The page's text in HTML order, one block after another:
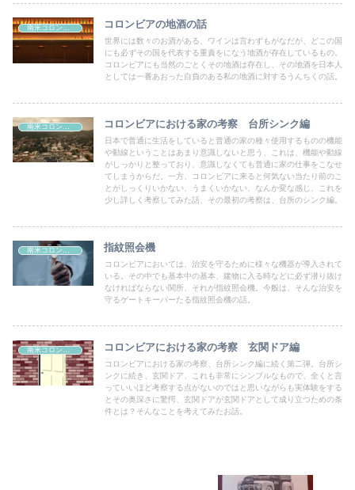
コロンビアの地酒の話
世界には数々のお酒がある、ワインは言わずもがなだが、どこの国
にも必ずその国を代表する重責をになう地酒が存在しているもの。
コロンビアにも当然のごとくその地酒は存在し、その地酒を日本人
としては一番あおった自負のある私の地酒に対するうんちくの話。
南米コロンビア コロンビアにおける家の考察 台所シンク編
日本で普通に生活をしていると普通の家の種々使用するものの機能
や動線ということはあまり意識しないと思う、これは、機能や動線
がしっかりと整っており、意識しなくても普通に家の仕事をこなせ
てしまうからだ。一方、コロンビアに来ると何気ない当たり前のこ
とがしっくりいかない、うまくいかない、なんか変な感じ、これを
少し詳しく考察してみた話、その最初の考察は、台所のシンク編。
南米コロンビア 指紋照会機
コロンビアにおいては、治安を守るために様々な機器が導入されて
いる。その中でも基本中の基本、建物に入る時などに必ず潜り抜け
なければならない関所、それが指紋照会機。今般は、そんな治安を
守るゲートキーパーたる指紋照会機の話。
南米コロンビア コロンビアにおける家の考察 玄関ドア編
コロンビアにおける家の考察、台所シンク編に続く第二弾。台所シ
ンクに続き、玄関ドア、これも非常にシンプルなもので、全くと言
っていいほど考察する点がないのではと思いながらも実体験をする
とその奥深さに驚愕、玄関ドアが玄関ドアとして成り立つための条
件とは？そんなことを考えてみたお話。